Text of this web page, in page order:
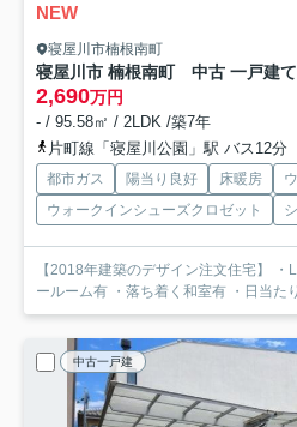
NEW
寝屋川市楠根南町
寝屋川市 楠根南町 中古 一戸建て
2,690万円
- / 95.58㎡ / 2LDK /築7年
片町線「寝屋川公園」駅 バス12分
都市ガス 陽当り良好 床暖房
ウォークインシューズクロゼット
【2018年建築のデザイン注文住宅】
ールーム有 ・落ち着く和室有 ・日当た
中古一戸建